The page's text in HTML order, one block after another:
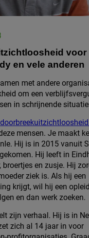
voor
en vele anderen
met andere
om een
in schrijnende
mensen. Je maakt
Hij is in 2015 vanuit
Hij leeft in
broertjes en zusje. Hij
ziek is. Als hij een
krijgt, wil hij een
en dan werk zoeken.
zijn verhaal. Hij is in
zich al 14 jaar in voor